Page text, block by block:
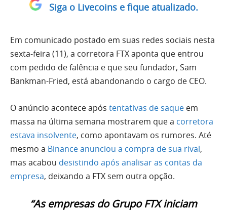
Siga o Livecoins e fique atualizado.
Em comunicado postado em suas redes sociais nesta
sexta-feira (11), a corretora FTX aponta que entrou
com pedido de falência e que seu fundador, Sam
Bankman-Fried, está abandonando o cargo de CEO.
O anúncio acontece após tentativas de saque em
massa na última semana mostrarem que a corretora
estava insolvente, como apontavam os rumores. Até
mesmo a Binance anunciou a compra de sua rival,
mas acabou desistindo após analisar as contas da
empresa, deixando a FTX sem outra opção.
“As empresas do Grupo FTX iniciam